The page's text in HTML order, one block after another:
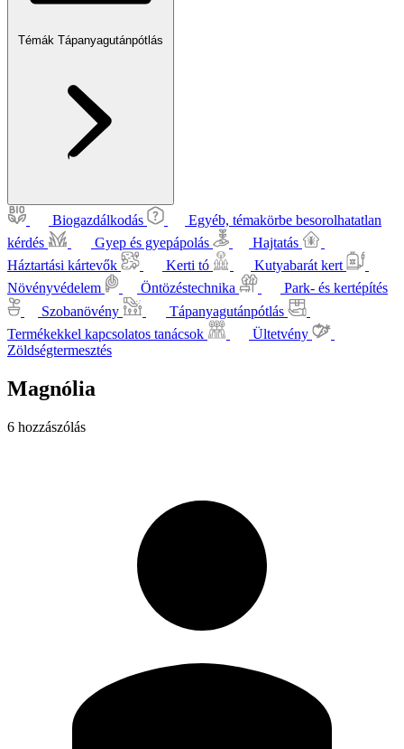
Témák Tápanyagutánpótlás
Biogazdálkodás
Egyéb, témakörbe besorolhatatlan
kérdés
Gyep és gyepápolás
Hajtatás
Háztartási kártevők
Kerti tó
Kutyabarát kert
Növényvédelem
Öntözéstechnika
Park- és kertépítés
Szobanövény
Tápanyagutánpótlás
Termékekkel kapcsolatos tanácsok
Ültetvény
Zöldségtermesztés
Magnólia
6 hozzászólás